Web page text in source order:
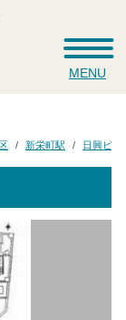
MENU
新栄町駅 日興ビル